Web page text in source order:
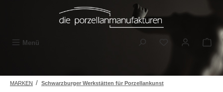
Zum Hauptinhalt springen
Menü Du hast 0
MARKEN / Schwarzburger Werkstätten für Porzellankunst